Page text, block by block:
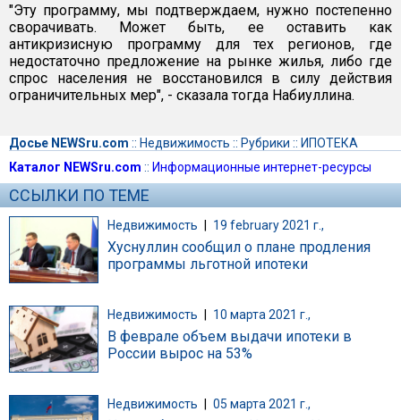
"Эту программу, мы подтверждаем, нужно постепенно
сворачивать. Может быть, ее оставить как
антикризисную программу для тех регионов, где
недостаточно предложение на рынке жилья, либо где
спрос населения не восстановился в силу действия
ограничительных мер", - сказала тогда Набиуллина.
Досье NEWSru.com :: Недвижимость :: Рубрики :: ИПОТЕКА
Каталог NEWSru.com :: Информационные интернет-ресурсы
ССЫЛКИ ПО ТЕМЕ
Недвижимость | 19 february 2021 г.,
Хуснуллин сообщил о плане продления
программы льготной ипотеки
Недвижимость 10 марта 2021 г.,
В феврале объем выдачи ипотеки в
России вырос на 53%
Недвижимость 05 марта 2021 г.,